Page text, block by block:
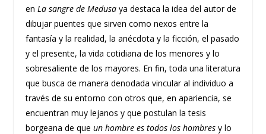
en La sangre de Medusaya destaca la idea del autor de
dibujar puentes que sirven como nexos entre la
fantasía y la realidad, la anécdota y la ficción, el pasado
y el presente, la vida cotidiana de los menores y lo
sobresaliente de los mayores. En fin, toda una literatura
que busca de manera denodada vincular al individuo a
través de su entorno con otros que, en apariencia, se
encuentran muy lejanos y que postulan la tesis
borgeana de que un hombre es todos los hombresy lo